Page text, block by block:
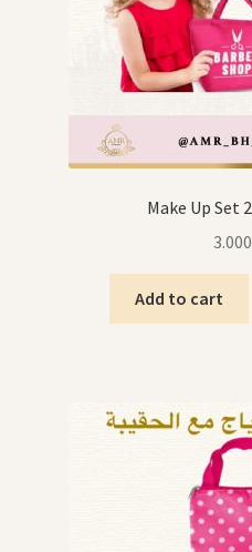
3.000
Add to cart